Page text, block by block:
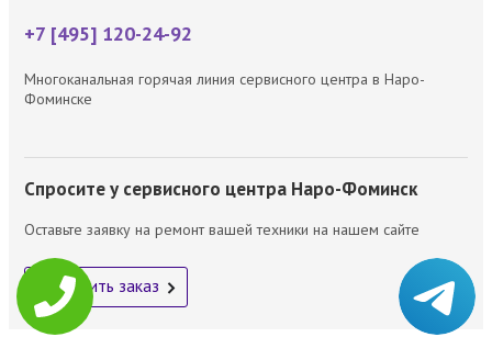
+7 [495] 120-24-92
Многоканальная горячая линия сервисного центра в Наро-
Фоминске
Спросите у сервисного центра Наро-Фоминск
Оставьте заявку на ремонт вашей техники на нашем сайте
Оформить заказ